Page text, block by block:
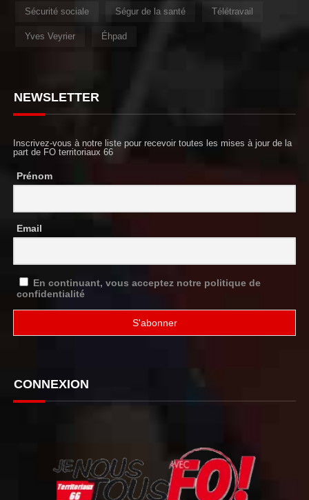
Sécurité sociale Ségur de la santé Télétravail
Yves Veyrier Éhpad
NEWSLETTER
Inscrivez-vous à notre liste pour recevoir toutes les mises à jour de la
part de FO territoriaux 66
Prénom
Email
En continuant, vous acceptez notre politique de
confidentialité
CONNEXION